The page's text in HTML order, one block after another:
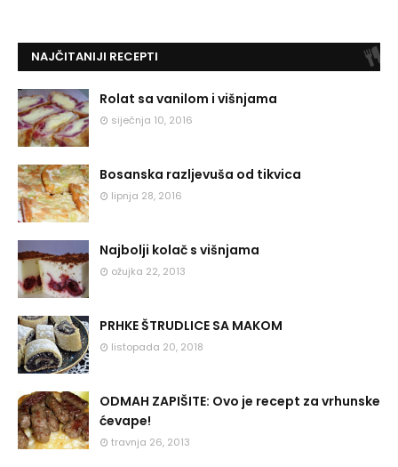
NAJČITANIJI RECEPTI
Rolat sa vanilom i višnjama
siječnja 10, 2016
Bosanska razljevuša od tikvica
lipnja 28, 2016
Najbolji kolač s višnjama
ožujka 22, 2013
PRHKE ŠTRUDLICE SA MAKOM
listopada 20, 2018
ODMAH ZAPIŠITE: Ovo je recept za vrhunske
ćevape!
travnja 26, 2013